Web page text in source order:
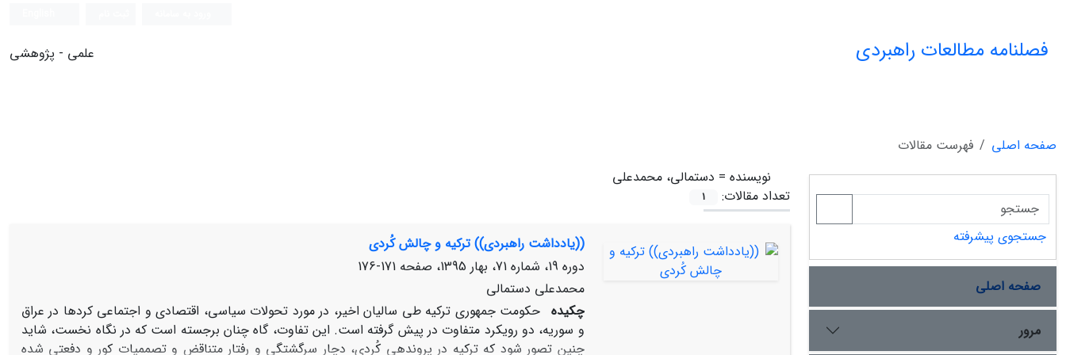
فصلنامه مطالعات راهبردی علمی - پژوهشی
صفحه اصلی
فهرست مقالات
نویسنده = دستمالی، محمدعلی
تعداد مقالات:
1
((یادداشت راهبردی)) ترکیه و چالش کُردی
دوره 19، شماره 71، بهار 1395، صفحه
171-176
محمدعلی دستمالی
چکیده حکومت جمهوری ترکیه طی سالیان اخیر، در مورد تحولات سیاسی، اقتصادی و اجتماعی کردها در عراق
و سوریه، دو رویکرد متفاوت در پیش گرفته است. این تفاوت، گاه چنان برجسته است که در نگاه نخست، شاید
چنین تصور شود که ترکیه در پرونده‏ی کُردی، دچار سرگشتگی و رفتار متناقض و تصممیات کور و دفعتی شده
جستجوی پیشرفته
صفحه اصلی
مرور